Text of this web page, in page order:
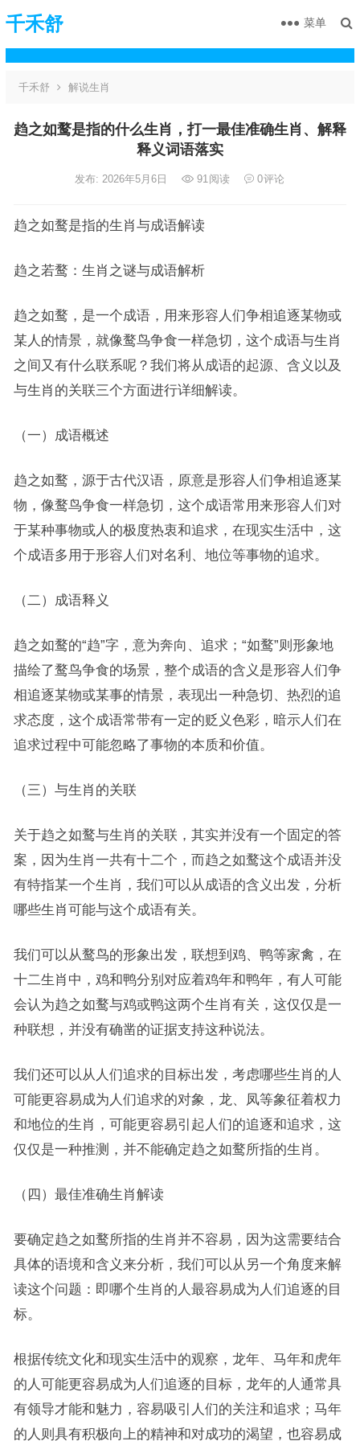
千禾舒 菜单
千禾舒 解说生肖
趋之如鹜是指的什么生肖，打一最佳准确生肖、解释
释义词语落实
发布: 2026年5月6日 91阅读 0评论
趋之如鹜是指的生肖与成语解读
趋之若鹜：生肖之谜与成语解析
趋之如鹜，是一个成语，用来形容人们争相追逐某物或
某人的情景，就像鹜鸟争食一样急切，这个成语与生肖
之间又有什么联系呢？我们将从成语的起源、含义以及
与生肖的关联三个方面进行详细解读。
（一）成语概述
趋之如鹜，源于古代汉语，原意是形容人们争相追逐某
物，像鹜鸟争食一样急切，这个成语常用来形容人们对
于某种事物或人的极度热衷和追求，在现实生活中，这
个成语多用于形容人们对名利、地位等事物的追求。
（二）成语释义
趋之如鹜的“趋”字，意为奔向、追求；“如鹜”则形象地
描绘了鹜鸟争食的场景，整个成语的含义是形容人们争
相追逐某物或某事的情景，表现出一种急切、热烈的追
求态度，这个成语常带有一定的贬义色彩，暗示人们在
追求过程中可能忽略了事物的本质和价值。
（三）与生肖的关联
关于趋之如鹜与生肖的关联，其实并没有一个固定的答
案，因为生肖一共有十二个，而趋之如鹜这个成语并没
有特指某一个生肖，我们可以从成语的含义出发，分析
哪些生肖可能与这个成语有关。
我们可以从鹜鸟的形象出发，联想到鸡、鸭等家禽，在
十二生肖中，鸡和鸭分别对应着鸡年和鸭年，有人可能
会认为趋之如鹜与鸡或鸭这两个生肖有关，这仅仅是一
种联想，并没有确凿的证据支持这种说法。
我们还可以从人们追求的目标出发，考虑哪些生肖的人
可能更容易成为人们追求的对象，龙、凤等象征着权力
和地位的生肖，可能更容易引起人们的追逐和追求，这
仅仅是一种推测，并不能确定趋之如鹜所指的生肖。
（四）最佳准确生肖解读
要确定趋之如鹜所指的生肖并不容易，因为这需要结合
具体的语境和含义来分析，我们可以从另一个角度来解
读这个问题：即哪个生肖的人最容易成为人们追逐的目
标。
根据传统文化和现实生活中的观察，龙年、马年和虎年
的人可能更容易成为人们追逐的目标，龙年的人通常具
有领导才能和魅力，容易吸引人们的关注和追求；马年
的人则具有积极向上的精神和对成功的渴望，也容易成